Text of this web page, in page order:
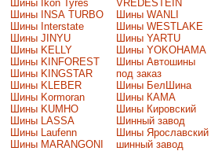
Шины Ikon Tyres
Шины INSA TURBO
Шины Interstate
Шины JINYU
Шины KELLY
Шины KINFOREST
Шины KINGSTAR
Шины KLEBER
Шины Kormoran
Шины KUMHO
Шины LASSA
Шины Laufenn
Шины MARANGONI
VREDESTEIN
Шины WANLI
Шины WESTLAKE
Шины YARTU
Шины YOKOHAMA
Шины Автошины
под заказ
Шины БелШина
Шины КАМА
Шины Кировский
Шинный завод
Шины Ярославский
шинный завод